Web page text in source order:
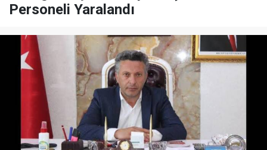
Personeli Yaralandı